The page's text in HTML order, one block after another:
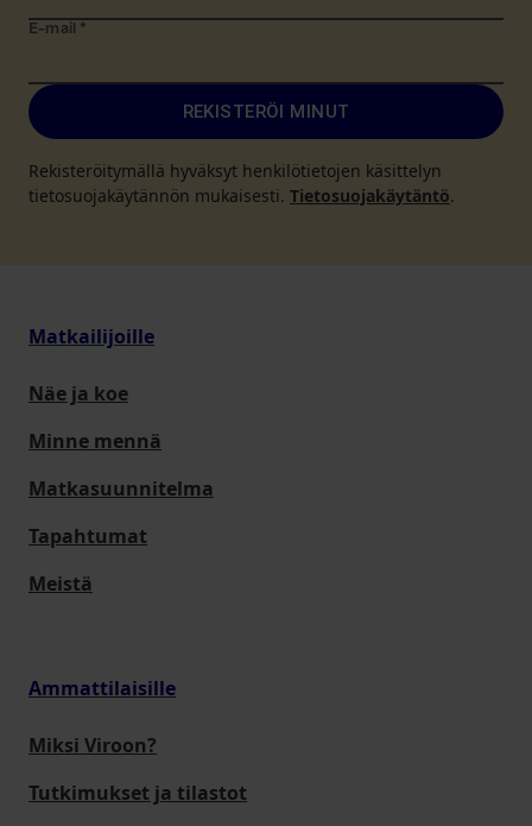
E-mail *
REKISTERÖI MINUT
Rekisteröitymällä hyväksyt henkilötietojen käsittelyn
tietosuojakäytännön mukaisesti. Tietosuojakäytäntö.
Matkailijoille
Näe ja koe
Minne mennä
Matkasuunnitelma
Tapahtumat
Meistä
Ammattilaisille
Miksi Viroon?
Tutkimukset ja tilastot